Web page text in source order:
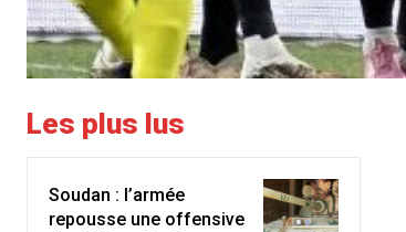
Les plus lus
Soudan : l’armée
repousse une offensive